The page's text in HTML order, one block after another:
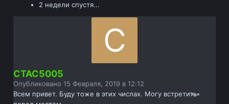
2 недели спустя...
СТАС5005
Опубликовано15 Февраля, 2019 в 12:12
Всем привет. Буду тоже в этих числах. Могу встретить